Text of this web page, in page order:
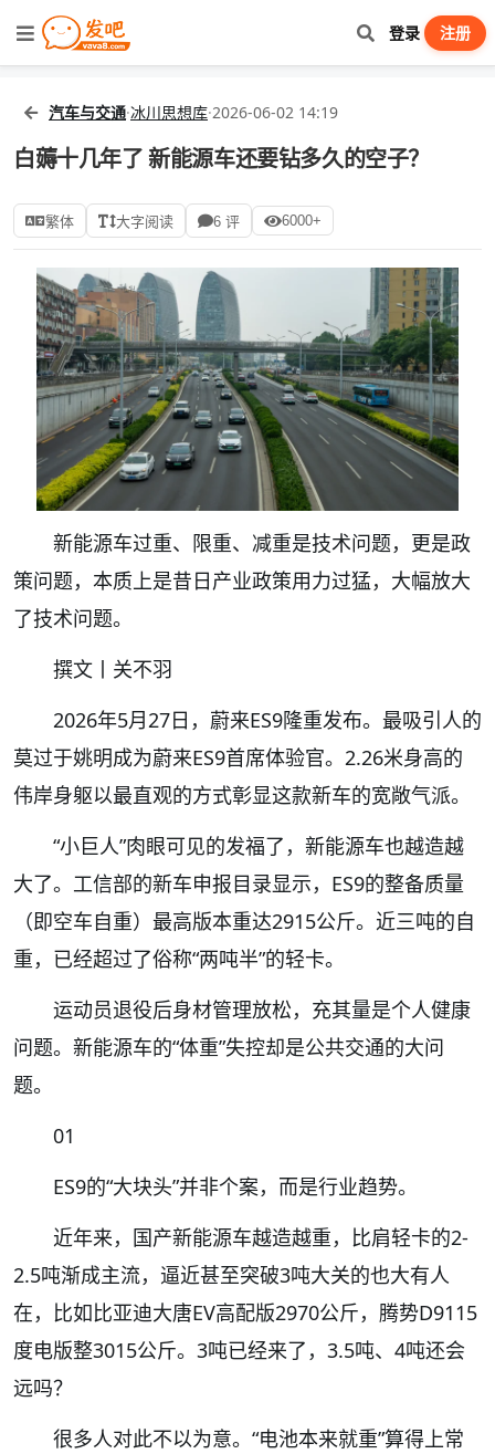
登录 注册
汽车与交通·冰川思想库·2026-06-02 14:19
白薅十几年了 新能源车还要钻多久的空子？
繁体 大字阅读 6 评 6000+
新能源车过重、限重、减重是技术问题，更是政
策问题，本质上是昔日产业政策用力过猛，大幅放大
了技术问题。
撰文丨关不羽
2026年5月27日，蔚来ES9隆重发布。最吸引人的
莫过于姚明成为蔚来ES9首席体验官。2.26米身高的
伟岸身躯以最直观的方式彰显这款新车的宽敞气派。
“小巨人”肉眼可见的发福了，新能源车也越造越
大了。工信部的新车申报目录显示，ES9的整备质量
（即空车自重）最高版本重达2915公斤。近三吨的自
重，已经超过了俗称“两吨半”的轻卡。
运动员退役后身材管理放松，充其量是个人健康
问题。新能源车的“体重”失控却是公共交通的大问
题。
01
ES9的“大块头”并非个案，而是行业趋势。
近年来，国产新能源车越造越重，比肩轻卡的2-
2.5吨渐成主流，逼近甚至突破3吨大关的也大有人
在，比如比亚迪大唐EV高配版2970公斤，腾势D9115
度电版整3015公斤。3吨已经来了，3.5吨、4吨还会
远吗？
很多人对此不以为意。“电池本来就重”算得上常